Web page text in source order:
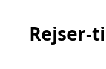
Rejser-